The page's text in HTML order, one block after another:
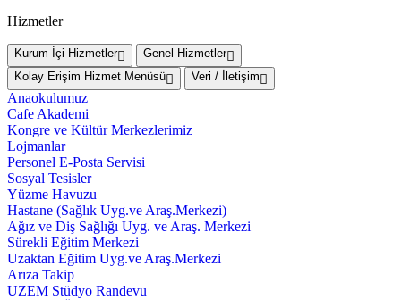
Hizmetler
Kurum İçi Hizmetler
Genel Hizmetler
Kolay Erişim Hizmet Menüsü
Veri / İletişim
Anaokulumuz
Cafe Akademi
Kongre ve Kültür Merkezlerimiz
Lojmanlar
Personel E-Posta Servisi
Sosyal Tesisler
Yüzme Havuzu
Hastane (Sağlık Uyg.ve Araş.Merkezi)
Ağız ve Diş Sağlığı Uyg. ve Araş. Merkezi
Sürekli Eğitim Merkezi
Uzaktan Eğitim Uyg.ve Araş.Merkezi
Arıza Takip
UZEM Stüdyo Randevu